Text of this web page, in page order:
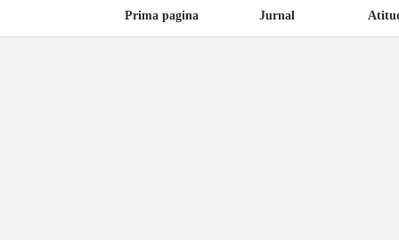
Prima pagina Jurnal